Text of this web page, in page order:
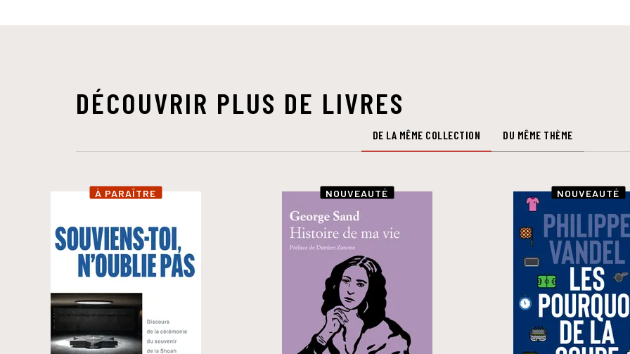
DÉCOUVRIR PLUS DE LIVRES
DE LA MÊME COLLECTION DU MÊME THÈME
À PARAÎTRE NOUVEAUTÉ NOUVEAUTÉ